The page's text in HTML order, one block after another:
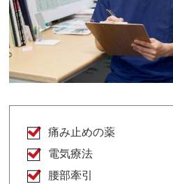
痛み止めの薬
電気療法
腰部牽引